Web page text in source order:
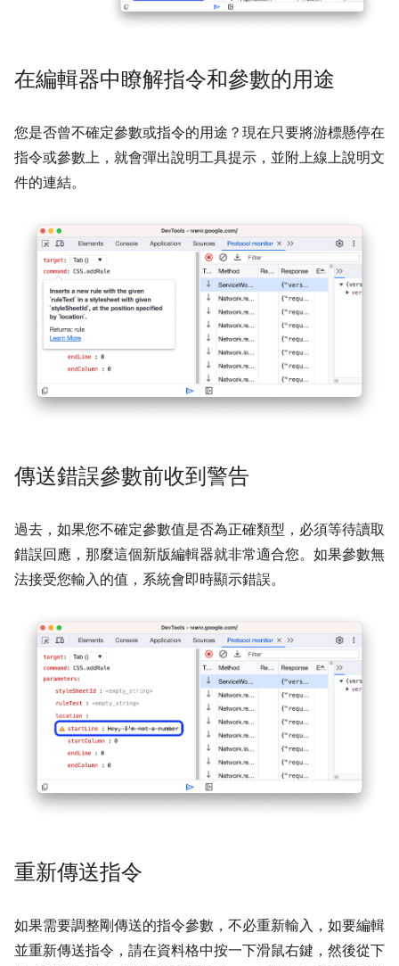
在編輯器中瞭解指令和參數的用途
您是否曾不確定參數或指令的用途？現在只要將游標懸停在
指令或參數上，就會彈出說明工具提示，並附上線上說明文
件的連結。
傳送錯誤參數前收到警告
過去，如果您不確定參數值是否為正確類型，必須等待讀取
錯誤回應，那麼這個新版編輯器就非常適合您。如果參數無
法接受您輸入的值，系統會即時顯示錯誤。
重新傳送指令
如果需要調整剛傳送的指令參數，不必重新輸入，如要編輯
並重新傳送指令，請在資料格中按一下滑鼠右鍵，然後從下